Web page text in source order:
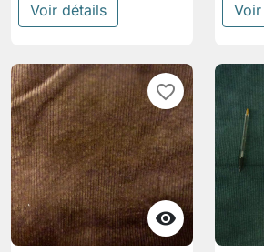
Voir détails

favorite_border